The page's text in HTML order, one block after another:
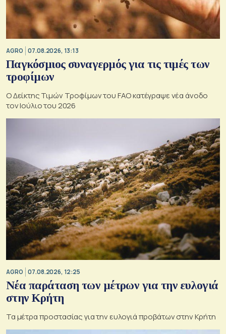
AGRO 07.08.2026, 13:13
Παγκόσμιος συναγερμός για τις τιμές των
τροφίμων
Ο Δείκτης Τιμών Τροφίμων του FAO κατέγραψε νέα άνοδο
τον Ιούλιο του 2026
AGRO 07.08.2026, 12:25
Νέα παράταση των μέτρων για την ευλογιά
στην Κρήτη
Τα μέτρα προστασίας για την ευλογιά προβάτων στην Κρήτη